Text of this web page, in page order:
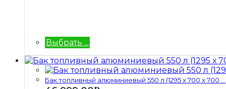
Выбрать ...
Бак топливный алюминиевый 550 л (1295 х 700 х 700 ...